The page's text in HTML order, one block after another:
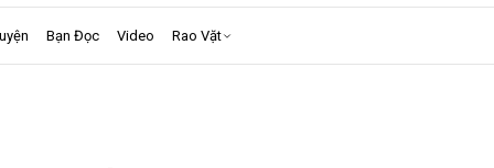
Bạn Đọc Video Rao Vặt